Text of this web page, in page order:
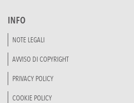
INFO
NOTE LEGALI
AVVISO DI COPYRIGHT
PRIVACY POLICY
COOKIE POLICY